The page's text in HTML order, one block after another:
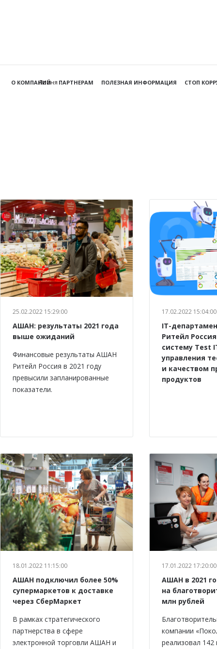
Лобня
О КОМПАНИИ ПАРТНЕРАМ ПОЛЕЗНАЯ ИНФОРМАЦИЯ СТОП
25.02.2022 15:29:00
АШАН: результаты 2021 года
выше ожиданий
Финансовые результаты АШАН
Ритейл Россия в 2021 году
превысили запланированные
показатели.
17.02.2022 15:04:00
IT-
Ритейл
систему Test
управления
и качеством
продуктов
18.01.2022 11:15:00
АШАН подключил более 50%
супермаркетов к доставке
через СберМаркет
В рамках стратегического
партнерства в сфере
электронной торговли АШАН и
17.01.2022 17:20:00
АШАН в 2021
на
млн рублей
компании
реализовал 142